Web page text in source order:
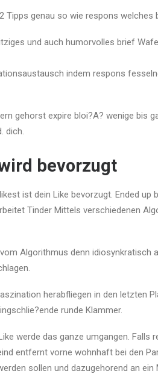
Tipps genau so wie respons welches
und auch humorvolles brief
indem respons
gehorst expire bloi?A? wenige bis
dich.
bevorzugt
ist dein Like bevorzugt. Ended up
Tinder Mittels verschiedenen
Algorithmus denn idiosynkratisch
herabfliegen in den letzten
runde Klammer.
werde das ganze umgangen. Falls
entfernt vorne wohnhaft bei den
sollen und dazugehorend an